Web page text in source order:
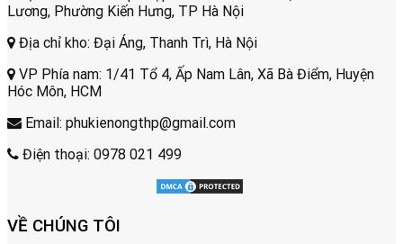
Lương, Phường Kiến Hưng, TP Hà Nội
Địa chỉ kho: Đại Áng, Thanh Trì, Hà Nội
VP Phía nam: 1/41 Tổ 4, Ấp Nam Lân, Xã Bà Điểm, Huyện
Hóc Môn, HCM
Email: phukienongthp@gmail.com
Điện thoại: 0978 021 499
VỀ CHÚNG TÔI